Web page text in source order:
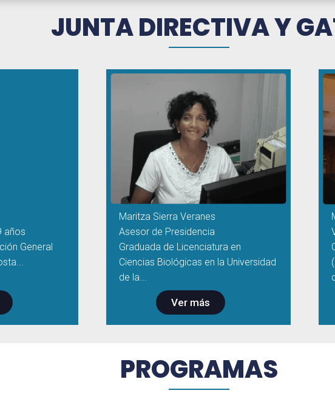
JUNTA DIRECTIVA Y
Maritza Sierra Veranes
Asesor de Presidencia
Graduada de Licenciatura en
Ciencias Biológicas en la Universidad
de la...
Ver más
años
General
PROGRAMAS